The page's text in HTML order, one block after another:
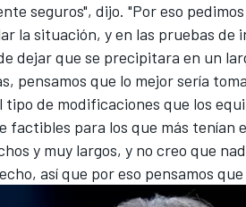
seguros", dijo. "Por eso
la situación, y en las pruebas de
dejar que se precipitara en un
pensamos que lo mejor sería
tipo de modificaciones que los
para los que más tenían
y muy largos, y no creo que
así que por eso pensamos